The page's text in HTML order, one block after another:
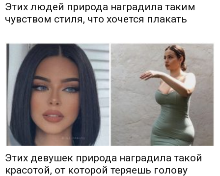
Этих людей природа наградила таким
чувством стиля, что хочется плакать
Этих девушек природа наградила такой
красотой, от которой теряешь голову